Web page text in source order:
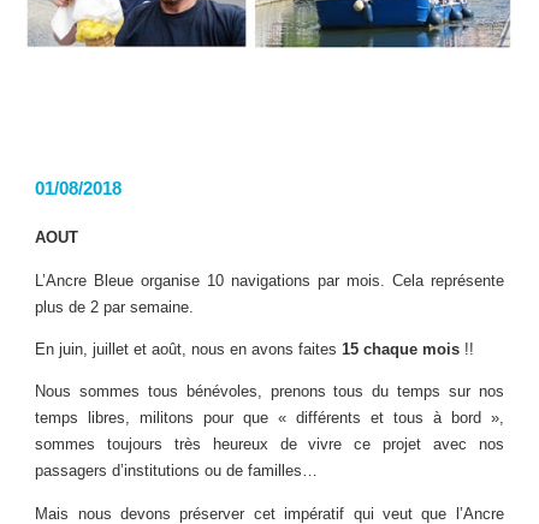
01/08/2018
AOUT
L’Ancre Bleue organise 10 navigations par mois. Cela représente
plus de 2 par semaine.
En juin, juillet et août, nous en avons faites 15 chaque mois !!
Nous sommes tous bénévoles, prenons tous du temps sur nos
temps libres, militons pour que « différents et tous à bord »,
sommes toujours très heureux de vivre ce projet avec nos
passagers d’institutions ou de familles…
Mais nous devons préserver cet impératif qui veut que l’Ancre